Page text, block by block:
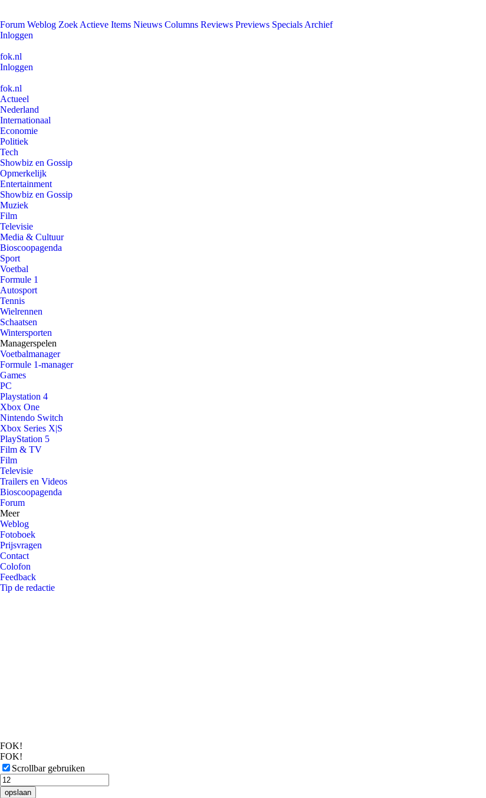
Forum Weblog Zoek Actieve Items Nieuws Columns Reviews Previews Specials Archief
Inloggen
fok.nl
Inloggen
fok.nl
Actueel
Nederland
Internationaal
Economie
Politiek
Tech
Showbiz en Gossip
Opmerkelijk
Entertainment
Showbiz en Gossip
Muziek
Film
Televisie
Media & Cultuur
Bioscoopagenda
Sport
Voetbal
Formule 1
Autosport
Tennis
Wielrennen
Schaatsen
Wintersporten
Managerspelen
Voetbalmanager
Formule 1-manager
Games
PC
Playstation 4
Xbox One
Nintendo Switch
Xbox Series X|S
PlayStation 5
Film & TV
Film
Televisie
Trailers en Videos
Bioscoopagenda
Forum
Meer
Weblog
Fotoboek
Prijsvragen
Contact
Colofon
Feedback
Tip de redactie
FOK!
FOK!
Scrollbar gebruiken
opslaan